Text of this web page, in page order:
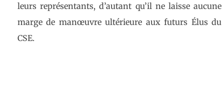
leurs représentants, d’autant qu’il ne laisse aucune
marge de manœuvre ultérieure aux futurs Élus du
CSE.